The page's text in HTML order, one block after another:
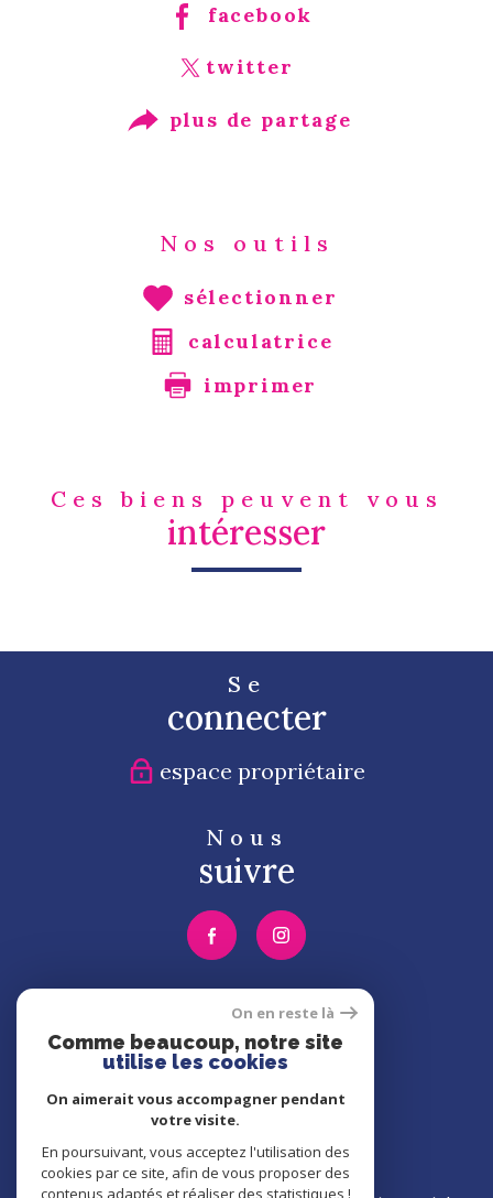
facebook
twitter
plus de partage
Nos outils
sélectionner
calculatrice
imprimer
Ces biens peuvent vous
intéresser
Se
connecter
espace propriétaire
Nous
suivre
Nous
adhérons
On en reste là
Comme beaucoup, notre site
utilise les cookies
On aimerait vous accompagner pendant
votre visite.
En poursuivant, vous acceptez l'utilisation des
cookies par ce site, afin de vous proposer des
contenus adaptés et réaliser des statistiques !